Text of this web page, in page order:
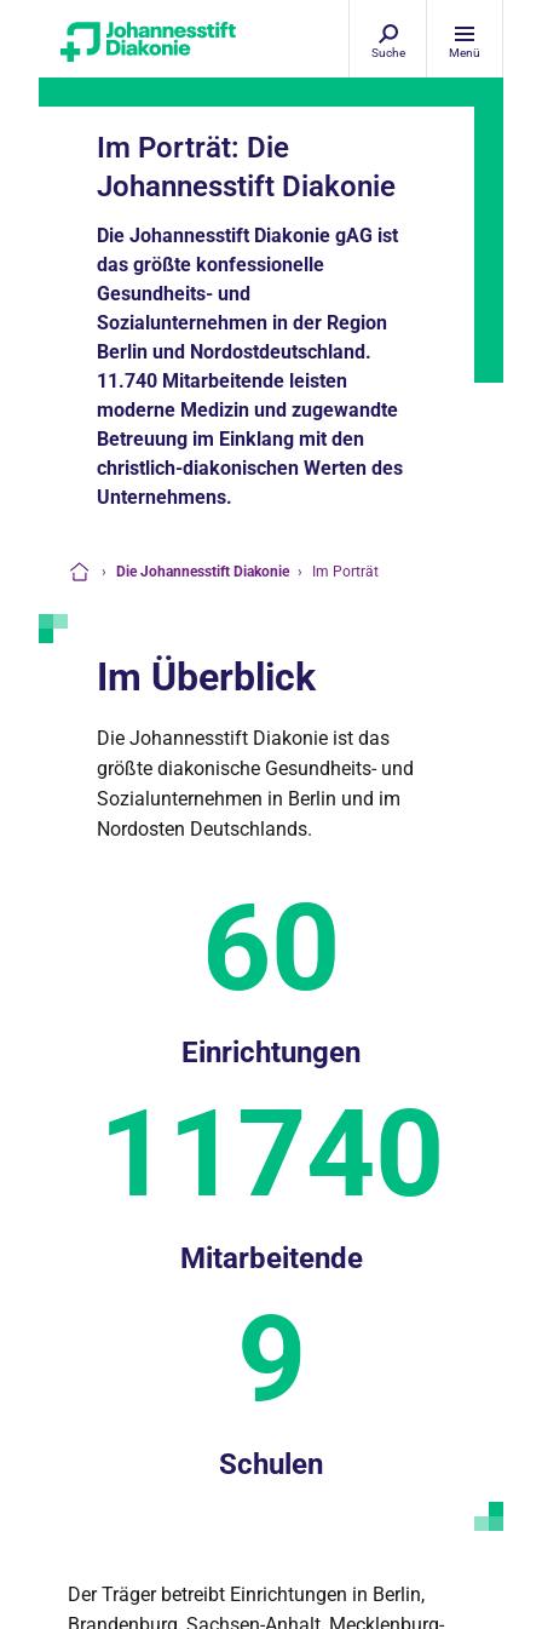
Suche Menü
Im Porträt: Die
Johannesstift Diakonie
Die Johannesstift Diakonie gAG ist
das größte konfessionelle
Gesundheits- und
Sozialunternehmen in der Region
Berlin und Nordostdeutschland.
11.740 Mitarbeitende leisten
moderne Medizin und zugewandte
Betreuung im Einklang mit den
christlich-diakonischen Werten des
Unternehmens.
Empfohlener redaktioneller Inhalt
An dieser Stelle finden Sie einen externen
Marketing Cookies akzeptieren
Ich bin damit einverstanden, dass mir externe Inhalte
angezeigt werden. Damit können personenbezogene
Daten an Drittplattformen übermittelt werden. Mehr dazu
in unsererDatenschutzerklärung.
› Die Johannesstift Diakonie › Im Porträt
Im Überblick
Die Johannesstift Diakonie ist das
größte diakonische Gesundheits- und
Sozialunternehmen in Berlin und im
Nordosten Deutschlands.
60
Einrichtungen
11740
Mitarbeitende
9
Schulen
Der Träger betreibt Einrichtungen in Berlin,